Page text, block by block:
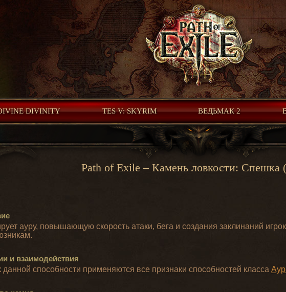
DIVINITY TES V: SKYRIM ВЕДЬМАК 2
Path of Exile – Камень ловкости: Спешка
ауру, повышающую скорость атаки, бега и создания заклинаний
и взаимодействия
данной способности применяются все признаки способностей класса